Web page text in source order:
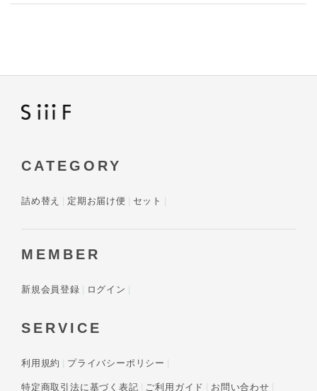
CATEGORY
詰め替え 定期お届け便 セット
MEMBER
新規会員登録 ログイン
SERVICE
利用規約 プライバシーポリシー
特定商取引法に基づく表記 ご利用ガイド お問い合わせ